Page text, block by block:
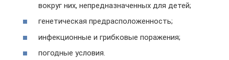
вокруг них, непредназначенных для детей;
генетическая предрасположенность;
инфекционные и грибковые поражения;
погодные условия.